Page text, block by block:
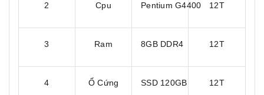
2 Cpu Pentium G4400 12T
3 Ram 8GB DDR4 12T
4 Ổ Cứng SSD 120GB 12T